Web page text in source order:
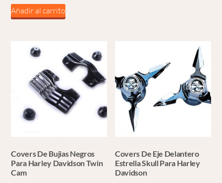
Añadir al carrito
Las
opciones
se
pueden
elegir
de
producto
Covers De Bujias Negros
Para Harley Davidson Twin
Cam
Covers De Eje Delantero
Estrella Skull Para Harley
Davidson